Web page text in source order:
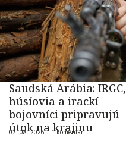
Saudská Arábia: IRGC,
húsíovia a irackí
bojovníci pripravujú
útok na krajinu
07. 08. 2026 | 1 komentár